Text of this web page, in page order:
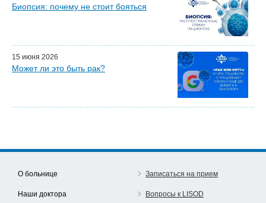
Биопсия: почему не стоит бояться
15 июня 2026
Может ли это быть рак?
О больнице
Наши доктора
Записаться на прием
Вопросы к LISOD